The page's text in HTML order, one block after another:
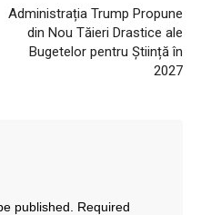
Administrația Trump Propune
din Nou Tăieri Drastice ale
Bugetelor pentru Știință în
2027
published.
Required